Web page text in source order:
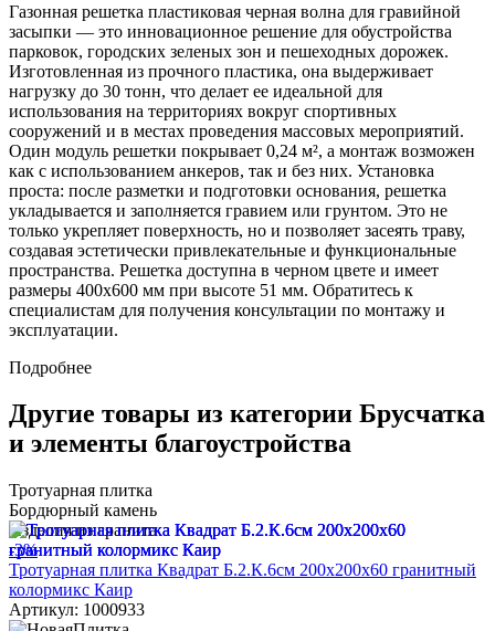
Газонная решетка пластиковая черная волна для гравийной
засыпки — это инновационное решение для обустройства
парковок, городских зеленых зон и пешеходных дорожек.
Изготовленная из прочного пластика, она выдерживает
нагрузку до 30 тонн, что делает ее идеальной для
использования на территориях вокруг спортивных
сооружений и в местах проведения массовых мероприятий.
Один модуль решетки покрывает 0,24 м², а монтаж возможен
как с использованием анкеров, так и без них. Установка
проста: после разметки и подготовки основания, решетка
укладывается и заполняется гравием или грунтом. Это не
только укрепляет поверхность, но и позволяет засеять траву,
создавая эстетически привлекательные и функциональные
пространства. Решетка доступна в черном цвете и имеет
размеры 400x600 мм при высоте 51 мм. Обратитесь к
специалистам для получения консультации по монтажу и
эксплуатации.
Подробнее
Другие товары из категории Брусчатка
и элементы благоустройства
Тротуарная плитка
Бордюрный камень
Изделия из гранита
-3%
Тротуарная плитка Квадрат Б.2.К.6см 200х200х60 гранитный
колормикс Каир
Артикул: 1000933